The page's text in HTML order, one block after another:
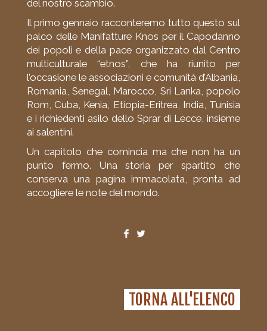
del nostro scambio.
Il primo gennaio racconteremo tutto questo sul
palco delle Manifatture Knos per il Capodanno
dei popoli e della pace organizzato dal Centro
multiculturale “etnos”, che ha riunito per
l’occasione le associazioni e comunità d’Albania,
Romania, Senegal, Marocco, Sri Lanka, popolo
Rom, Cuba, Kenia, Etiopia-Eritrea, India, Tunisia
e i richiedenti asilo dello Sprar di Lecce, insieme
ai salentini.
Un capitolo che comincia ma che non ha un
punto fermo. Una storia per spartito che
conserva una pagina immacolata, pronta ad
accogliere le note del mondo.
TORNA ALL'ELENCO